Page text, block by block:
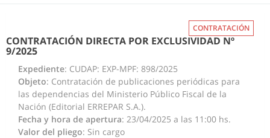
CONTRATACIÓN
CONTRATACIÓN DIRECTA POR EXCLUSIVIDAD Nº
9/2025
Expediente: CUDAP: EXP-MPF: 898/2025
Objeto: Contratación de publicaciones periódicas para
las dependencias del Ministerio Público Fiscal de la
Nación (Editorial ERREPAR S.A.).
Fecha y hora de apertura: 23/04/2025 a las 11:00 hs.
Valor del pliego: Sin cargo